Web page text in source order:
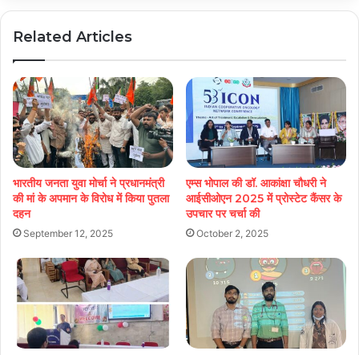
Related Articles
भारतीय जनता युवा मोर्चा ने प्रधानमंत्री
की मां के अपमान के विरोध में किया पुतला
दहन
September 12, 2025
एम्स भोपाल की डॉ. आकांक्षा चौधरी ने
आईसीओएन 2025 में प्रोस्टेट कैंसर के
उपचार पर चर्चा की
October 2, 2025